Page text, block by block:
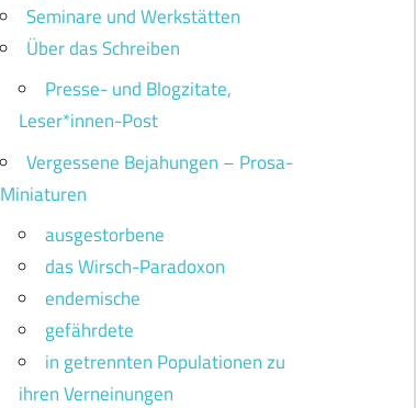
Seminare und Werkstätten
Über das Schreiben
Presse- und Blogzitate,
Leser*innen-Post
Vergessene Bejahungen – Prosa-
Miniaturen
ausgestorbene
das Wirsch-Paradoxon
endemische
gefährdete
in getrennten Populationen zu
ihren Verneinungen